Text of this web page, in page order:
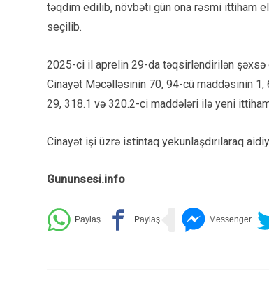
təqdim edilib, növbəti gün ona rəsmi ittiham
seçilib.
2025-ci il aprelin 29-da təqsirləndirilən şəxsə
Cinayət Məcəlləsinin 70, 94-cü maddəsinin 1,
29, 318.1 və 320.2-ci maddələri ilə yeni
Cinayət işi üzrə istintaq yekunlaşdırılaraq
Gununsesi.info